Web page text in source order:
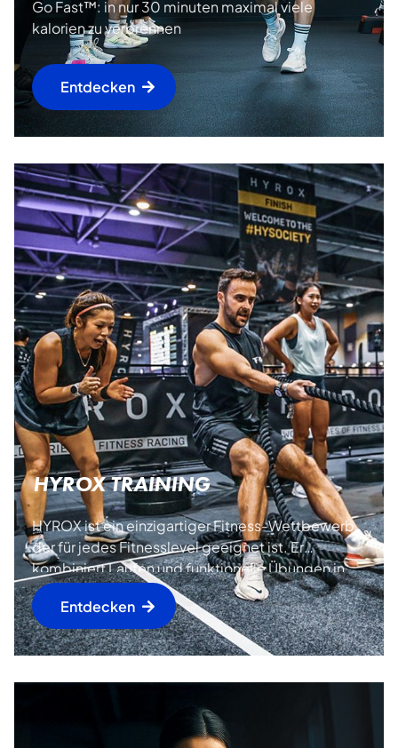
Go Fast™: in nur 30 minuten maximal viele
kalorien zu verbrennen
Entdecken
HYROX TRAINING
HYROX ist ein einzigartiger Fitness-Wettbewerb,
der für jedes Fitnesslevel geeignet ist. Er
kombiniert Laufen und funktionelle Übungen in
einem weltweit einheitlichen Format
Entdecken